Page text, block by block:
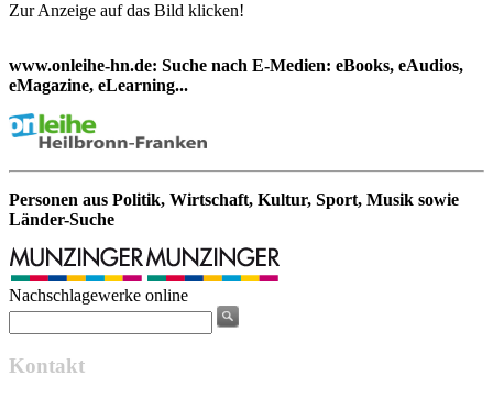
Zur Anzeige auf das Bild klicken!
www.onleihe-hn.de: Suche nach E-Medien: eBooks, eAudios,
eMagazine, eLearning...
Personen aus Politik, Wirtschaft, Kultur, Sport, Musik sowie
Länder-Suche
Nachschlagewerke online
Kontakt